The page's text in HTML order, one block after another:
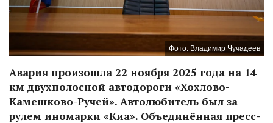
Фото: Владимир Чучадеев
Авария произошла 22 ноября 2025 года на 14
км двухполосной автодороги «Хохлово-
Камешково-Ручей». Автолюбитель был за
рулем иномарки «Киа». Объединённая пресс-